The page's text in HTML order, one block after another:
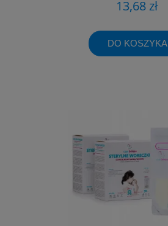
13,68 zł
DO KOSZYKA